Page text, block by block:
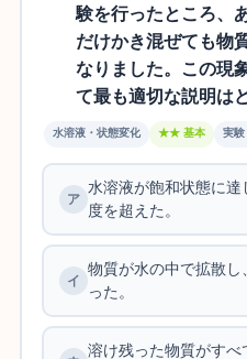
験を行ったところ、
だけかき混ぜても物
なりました。この現
て最も適切な説明は
水溶液・状態変化 ★★ 基本 実験
水溶液が飽和状態に
度を超えた。
物質が水の中で拡散
った。
溶け残った物質がす